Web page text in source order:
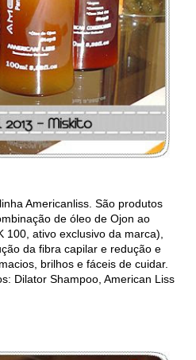
Americanliss. São produtos
de óleo de Ojon ao
100, ativo exclusivo da marca),
da fibra capilar e redução e
brilhos e fáceis de cuidar.
Dilator Shampoo, American Liss